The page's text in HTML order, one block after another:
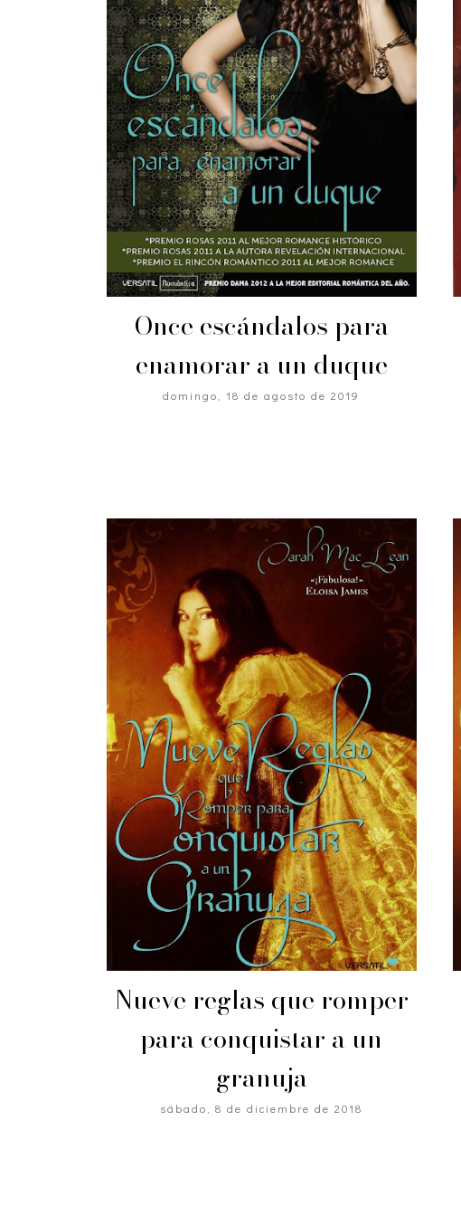
Once escándalos para
enamorar a un duque
domingo, 18 de agosto de 2019
Nueve reglas que romper
para conquistar a un
granuja
sábado, 8 de diciembre de 2018